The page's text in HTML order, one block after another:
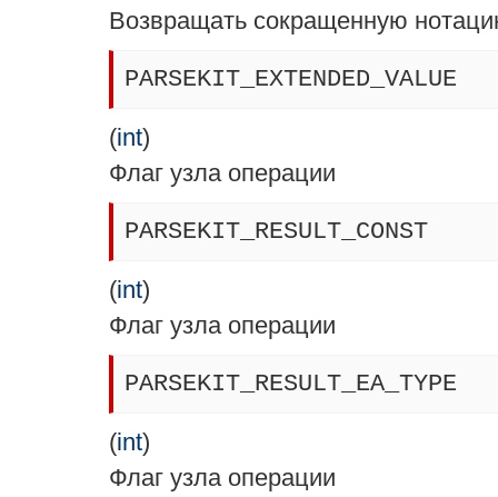
Возвращать сокращенную
PARSEKIT_EXTENDED_VALUE
(int)
Флаг узла операции
PARSEKIT_RESULT_CONST
(int)
Флаг узла операции
PARSEKIT_RESULT_EA_TYPE
(int)
Флаг узла операции